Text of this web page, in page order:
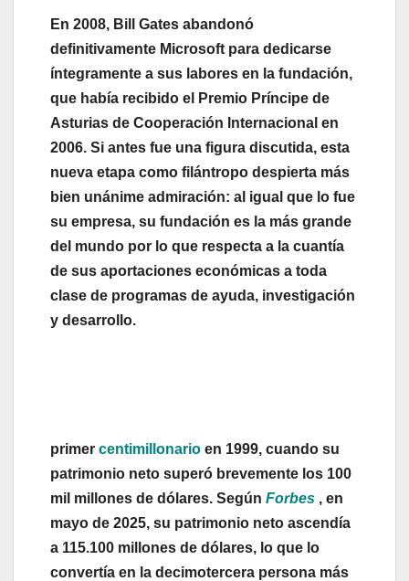
En 2008, Bill Gates abandonó
definitivamente Microsoft para dedicarse
íntegramente a sus labores en la fundación,
que había recibido el Premio Príncipe de
Asturias de Cooperación Internacional en
2006. Si antes fue una figura discutida, esta
nueva etapa como filántropo despierta más
bien unánime admiración: al igual que lo fue
su empresa, su fundación es la más grande
del mundo por lo que respecta a la cuantía
de sus aportaciones económicas a toda
clase de programas de ayuda, investigación
y desarrollo.
primer centimillonario en 1999, cuando su
patrimonio neto superó brevemente los 100
mil millones de dólares. Según Forbes , en
mayo de 2025, su patrimonio neto ascendía
a 115.100 millones de dólares, lo que lo
convertía en la decimotercera persona más